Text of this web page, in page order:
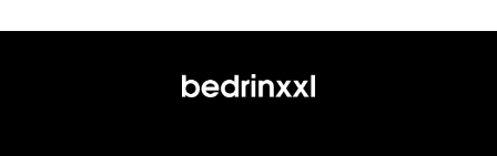
arası kadınlar için
uygun kalıp uzmanlığı,
takım ve dış giyim
kurtaracak kumaş